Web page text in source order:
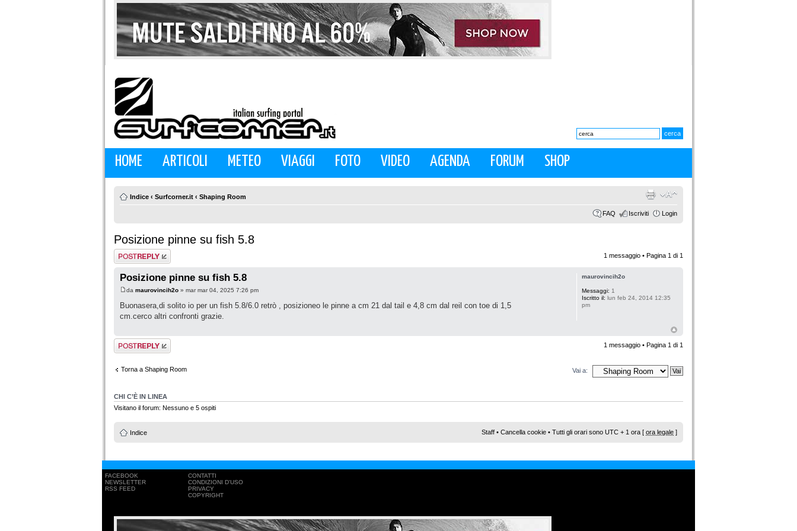
HOME ARTICOLI METEO VIAGGI FOTO VIDEO AGENDA FORUM SHOP
Indice ‹ Surfcorner.it ‹ Shaping Room
FAQ Iscriviti Login
Posizione pinne su fish 5.8
Rispondi al
messaggio
1 messaggio • Pagina 1 di 1
Posizione pinne su fish 5.8
da maurovincih2o » mar mar 04, 2025 7:26 pm
Buonasera,di solito io per un fish 5.8/6.0 retrò , posizioneo le pinne a cm 21 dal tail e 4,8 cm dal reil con toe di 1,5
cm.cerco altri confronti grazie.
maurovincih2o
Messaggi: 1
Iscritto il: lun feb 24, 2014 12:35
pm
Rispondi al
messaggio
1 messaggio • Pagina 1 di 1
Torna a Shaping Room Vai a:
CHI C’È IN LINEA
Visitano il forum: Nessuno e 5 ospiti
Indice Staff • Cancella cookie • Tutti gli orari sono UTC + 1 ora [ ora legale ]
FACEBOOK
NEWSLETTER
RSS FEED
CONTATTI
CONDIZIONI D'USO
PRIVACY
COPYRIGHT